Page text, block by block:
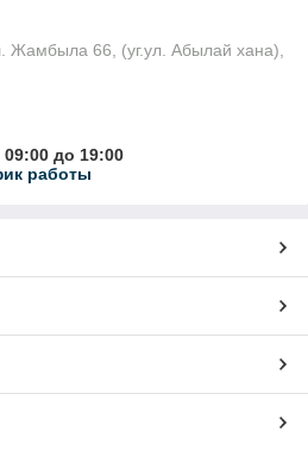
Жамбыла 66, (уг.ул. Абылай хана),
09:00 до 19:00
работы